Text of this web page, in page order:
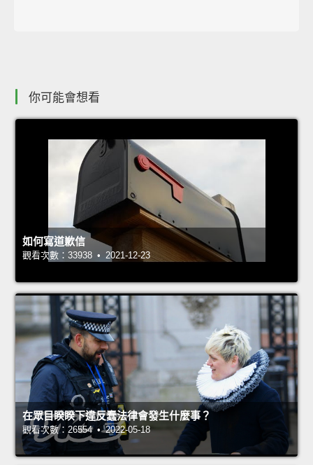
你可能會想看
如何寫道歉信
觀看次數：33938 • 2021-12-23
在眾目睽睽下違反蠢法律會發生什麼事？
觀看次數：26554 • 2022-05-18